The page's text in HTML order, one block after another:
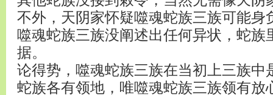
不外，天阴家怀疑噬魂蛇族三族可能身
噬魂蛇族三族没阐述出任何异状，蛇族
据。
论得势，噬魂蛇族三族在当初上三族中
蛇族各有领地，唯噬魂蛇族三族领有放